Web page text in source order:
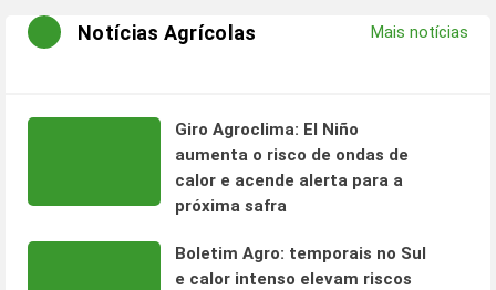
Notícias Agrícolas Mais notícias
Giro Agroclima: El Niño
aumenta o risco de ondas de
calor e acende alerta para a
próxima safra
Boletim Agro: temporais no Sul
e calor intenso elevam riscos